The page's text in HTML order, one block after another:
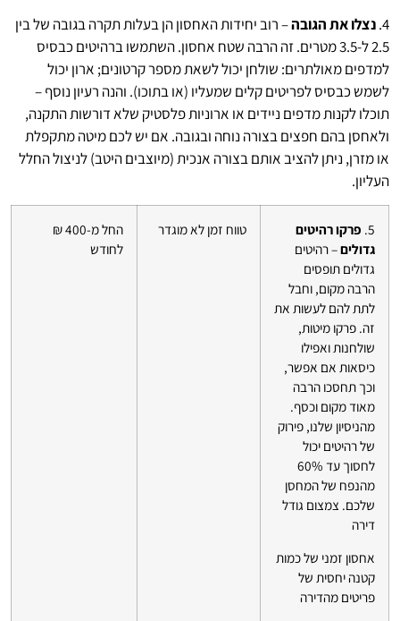
4. נצלו את הגובה– רוב יחידות האחסון הן בעלות תקרה בגובה של בין
2.5 ל-3.5 מטרים. זה הרבה שטח אחסון. השתמשו ברהיטים כבסיס
למדפים מאולתרים: שולחן יכול לשאת מספר קרטונים; ארון יכול
לשמש כבסיס לפריטים קלים שמעליו (או בתוכו). והנה רעיון נוסף –
תוכלו לקנות מדפים ניידים או ארוניות פלסטיק שלא דורשות התקנה,
ולאחסן בהם חפצים בצורה נוחה ובגובה. אם יש לכם מיטה מתקפלת
או מזרן, ניתן להציב אותם בצורה אנכית (מיוצבים היטב) לניצול החלל
העליון.
5. פרקו רהיטים
גדולים– רהיטים
גדולים תופסים
הרבה מקום, וחבל
לתת להם לעשות את
זה. פרקו מיטות,
שולחנות ואפילו
כיסאות אם אפשר,
וכך תחסכו הרבה
מאוד מקום וכסף.
מהניסיון שלנו, פירוק
של רהיטים יכול
לחסוך עד 60%
מהנפח של המחסן
שלכם. צמצום גודל
דירה
אחסון זמני של כמות
קטנה יחסית של
פריטים מהדירה
טווח זמן לא מוגדר
החל מ-400 ₪
לחודש